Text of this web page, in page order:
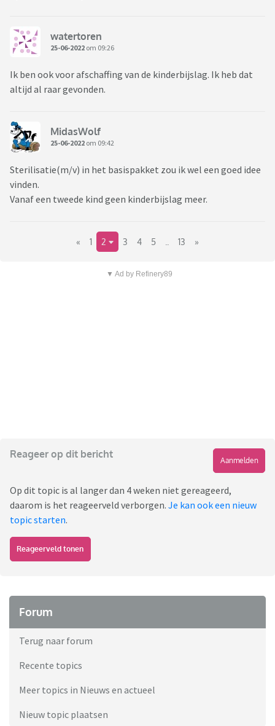
watertoren
25-06-2022 om 09:26
Ik ben ook voor afschaffing van de kinderbijslag. Ik heb dat
altijd al raar gevonden.
MidasWolf
25-06-2022 om 09:42
Sterilisatie(m/v) in het basispakket zou ik wel een goed idee
vinden.
Vanaf een tweede kind geen kinderbijslag meer.
« 1 2 3 4 5 13 »
▼ Ad by Refinery89
Reageer op dit bericht
Aanmelden
Op dit topic is al langer dan 4 weken niet gereageerd,
daarom is het reageerveld verborgen. Je kan ook een nieuw
topic starten.
Reageerveld tonen
Forum
Terug naar forum
Recente topics
Meer topics in Nieuws en actueel
Nieuw topic plaatsen